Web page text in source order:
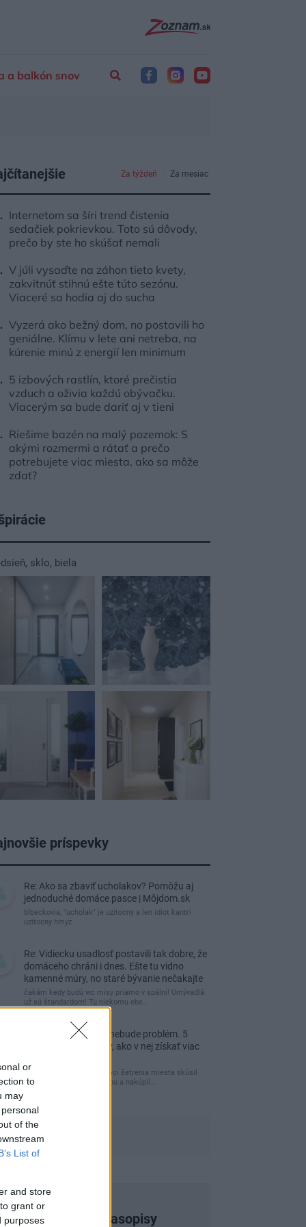
or
to
may
of the
List of
and store
grant or
purposes
a balkón snov
Za týždeň Za mesiac
Internetom sa šíri trend čistenia
sedačiek pokrievkou. Toto sú dôvody,
prečo by ste ho skúšať nemali
V júli vysaďte na záhon tieto kvety,
zakvitnúť stihnú ešte túto sezónu.
Viaceré sa hodia aj do sucha
Vyzerá ako bežný dom, no postavili ho
geniálne. Klímu v lete ani netreba, na
kúrenie minú z energií len minimum
5 izbových rastlín, ktoré prečistia
vzduch a oživia každú obývačku.
Viacerým sa bude dariť aj v tieni
Riešime bazén na malý pozemok: S
akými rozmermi a rátať a prečo
potrebujete viac miesta, ako sa môže
zdať?
, sklo, biela
príspevky
Re: Ako sa zbaviť ucholakov? Pomôžu aj
jednoduché domáce pasce | Môjdom.sk
blbeckovia, "ucholak" je uzitocny a len idiot kantri
uzitocny hmyz
Re: Vidiecku usadlosť postavili tak dobre, že
domáceho chráni i dnes. Ešte tu vidno
kamenné múry, no staré bývanie nečakajte
čakám kedy budú wc misy priamo v spálni! Umývadlá
už sú štandardom! Tu niekomu ebe…
Re: Tesná spálňa už nebude problém. 5
praktických nápadov, ako v nej získať viac
Ja som pred časom v rámci šetrenia miesta skúsil
využiť priestor pod posteľou a nakúpil…
Najnovšie časopisy